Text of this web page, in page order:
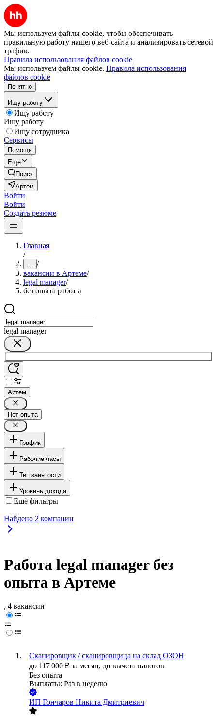
Мы используем файлы cookie, чтобы обеспечивать
правильную работу нашего веб-сайта и анализировать сетевой
трафик.
Правила использования файлов cookie
Мы используем файлы cookie. Правила использования
файлов cookie
Понятно
Ищу работу
Ищу работу
Ищу работу
Ищу сотрудника
Сервисы
Помощь
Ещё
Поиск
Артем
Войти
Войти
Создать резюме
Главная
/
... /
вакансии в Артеме/
legal manager/
без опыта работы
legal manager
Артем
Нет опыта
График
Рабочие часы
Тип занятости
Уровень дохода
Ещё фильтры
Найдено 2 компании
Работа legal manager без
опыта в Артеме
, 4 вакансии
Сканировщик / сканировщица на склад ОЗОН
до 117 000 ₽ за месяц, до вычета налогов
Без опыта
Выплаты: Раз в неделю
ИП Гончаров Никита Дмитриевич